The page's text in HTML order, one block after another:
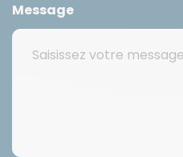
Message